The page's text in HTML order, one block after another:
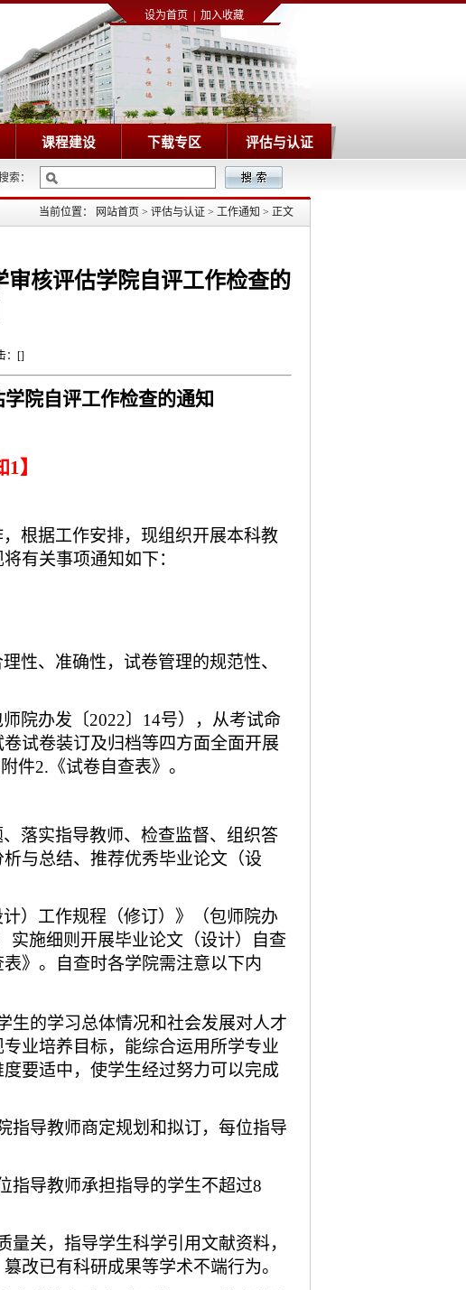
设为首页 加入收藏
课程建设 下载专区 评估与认证
索：
当前位置： 网站首页 > 评估与认证 > 工作通知 > 正文
审核评估学院自评工作检查的
：[]
院自评工作检查的通知
1】
根据工作安排，现组织开展本科教
有关事项通知如下：
性、准确性，试卷管理的规范性、
院办发〔2022〕14号），从考试命
试卷装订及归档等四方面全面开展
件2.《试卷自查表》。
落实指导教师、检查监督、组织答
与总结、推荐优秀毕业论文（设
）工作规程（修订）》（包师院办
实施细则开展毕业论文（设计）自查
表》。自查时各学院需注意以下内
生的学习总体情况和社会发展对人才
业培养目标，能综合运用所学专业
要适中，使学生经过努力可以完成
指导教师商定规划和拟订，每位指导
指导教师承担指导的学生不超过8
量关，指导学生科学引用文献资料，
改已有科研成果等学术不端行为。